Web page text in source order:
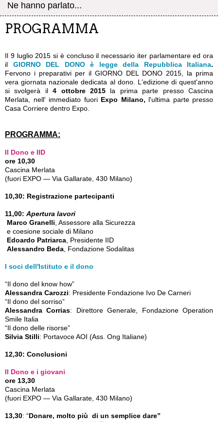
Ne hanno parlato...
PROGRAMMA
Il 9 luglio 2015 si è concluso il necessario iter parlamentare ed ora
il GIORNO DEL DONO è legge della Repubblica Italiana.
Fervono i preparativi per il GIORNO DEL DONO 2015, la prima
vera giornata nazionale dedicata al dono. L'edizione di quest'anno
si svolgerà il4 ottobre 2015 la prima parte presso Cascina
Merlata, nell' immediato fuori Expo Milano, l'ultima parte presso
Casa Corriere dentro Expo.
PROGRAMMA:
Il Dono e IID
ore 10,30
Cascina Merlata
(fuori EXPO — Via Gallarate, 430 Milano)
10,30: Registrazione partecipanti
11,00: Apertura lavori
Marco Granelli , Assessore alla Sicurezza
e coesione sociale di Milano
Edoardo Patriarca , Presidente IID
Alessandro Beda , Fondazione Sodalitas
I soci dell'Istituto e il dono
“Il dono del know how”
Alessandra Carozzi: Presidente Fondazione Ivo De Carneri
“Il dono del sorriso”
Alessandra Corrias: Direttore Generale, Fondazione Operation
Smile Italia
“Il dono delle risorse”
Silvia Stilli: Portavoce AOI (Ass. Ong Italiane)
12,30: Conclusioni
Il Dono e i giovani
ore 13,30
Cascina Merlata
(fuori EXPO — Via Gallarate, 430 Milano)
13,30: “Donare, molto più di un semplice dare”